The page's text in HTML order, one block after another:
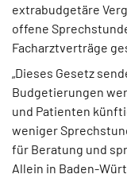
extrabudgetäre
offene
Facharztverträge
„Dieses Gesetz
Budgetierungen
und Patienten
weniger
für Beratung und
Allein in Baden-